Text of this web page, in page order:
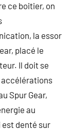
ce boitier, on
la essor
placé le
Il doit se
accélérations
Spur Gear,
au
denté sur